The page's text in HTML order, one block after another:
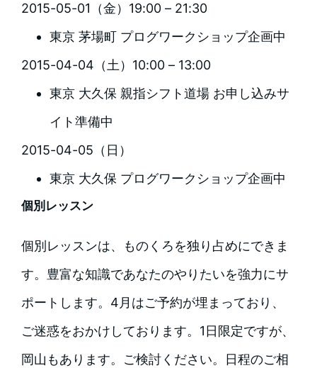
2015-05-01（金）19:00 – 21:30
東京 茅場町 プログワークショップ企画中
2015-04-04（土）10:00 – 13:00
東京 大久保 親指シフト道場 お申し込みサ
イト準備中
2015-04-05（日）
東京 大久保 プログワークショップ企画中
個別レッスン
個別レッスンは、ものくろを独り占めにできま
す。豊富な知識であなたのやりたいを強力にサ
ポートします。4月はご予約が埋まっており、
ご迷惑をおかけしております。1日限定ですが、
岡山もあります。ご検討ください。日程のご相